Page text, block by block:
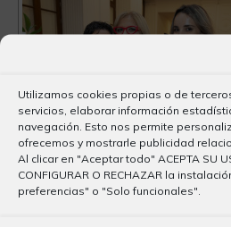
Utilizamos cookies propias o de
servicios, elaborar información
navegación. Esto nos permite
ofrecemos y mostrarle publicidad
Al clicar en "Aceptar todo" ACEPTA SU
CONFIGURAR O RECHAZAR la
preferencias" o "Solo funcionales".